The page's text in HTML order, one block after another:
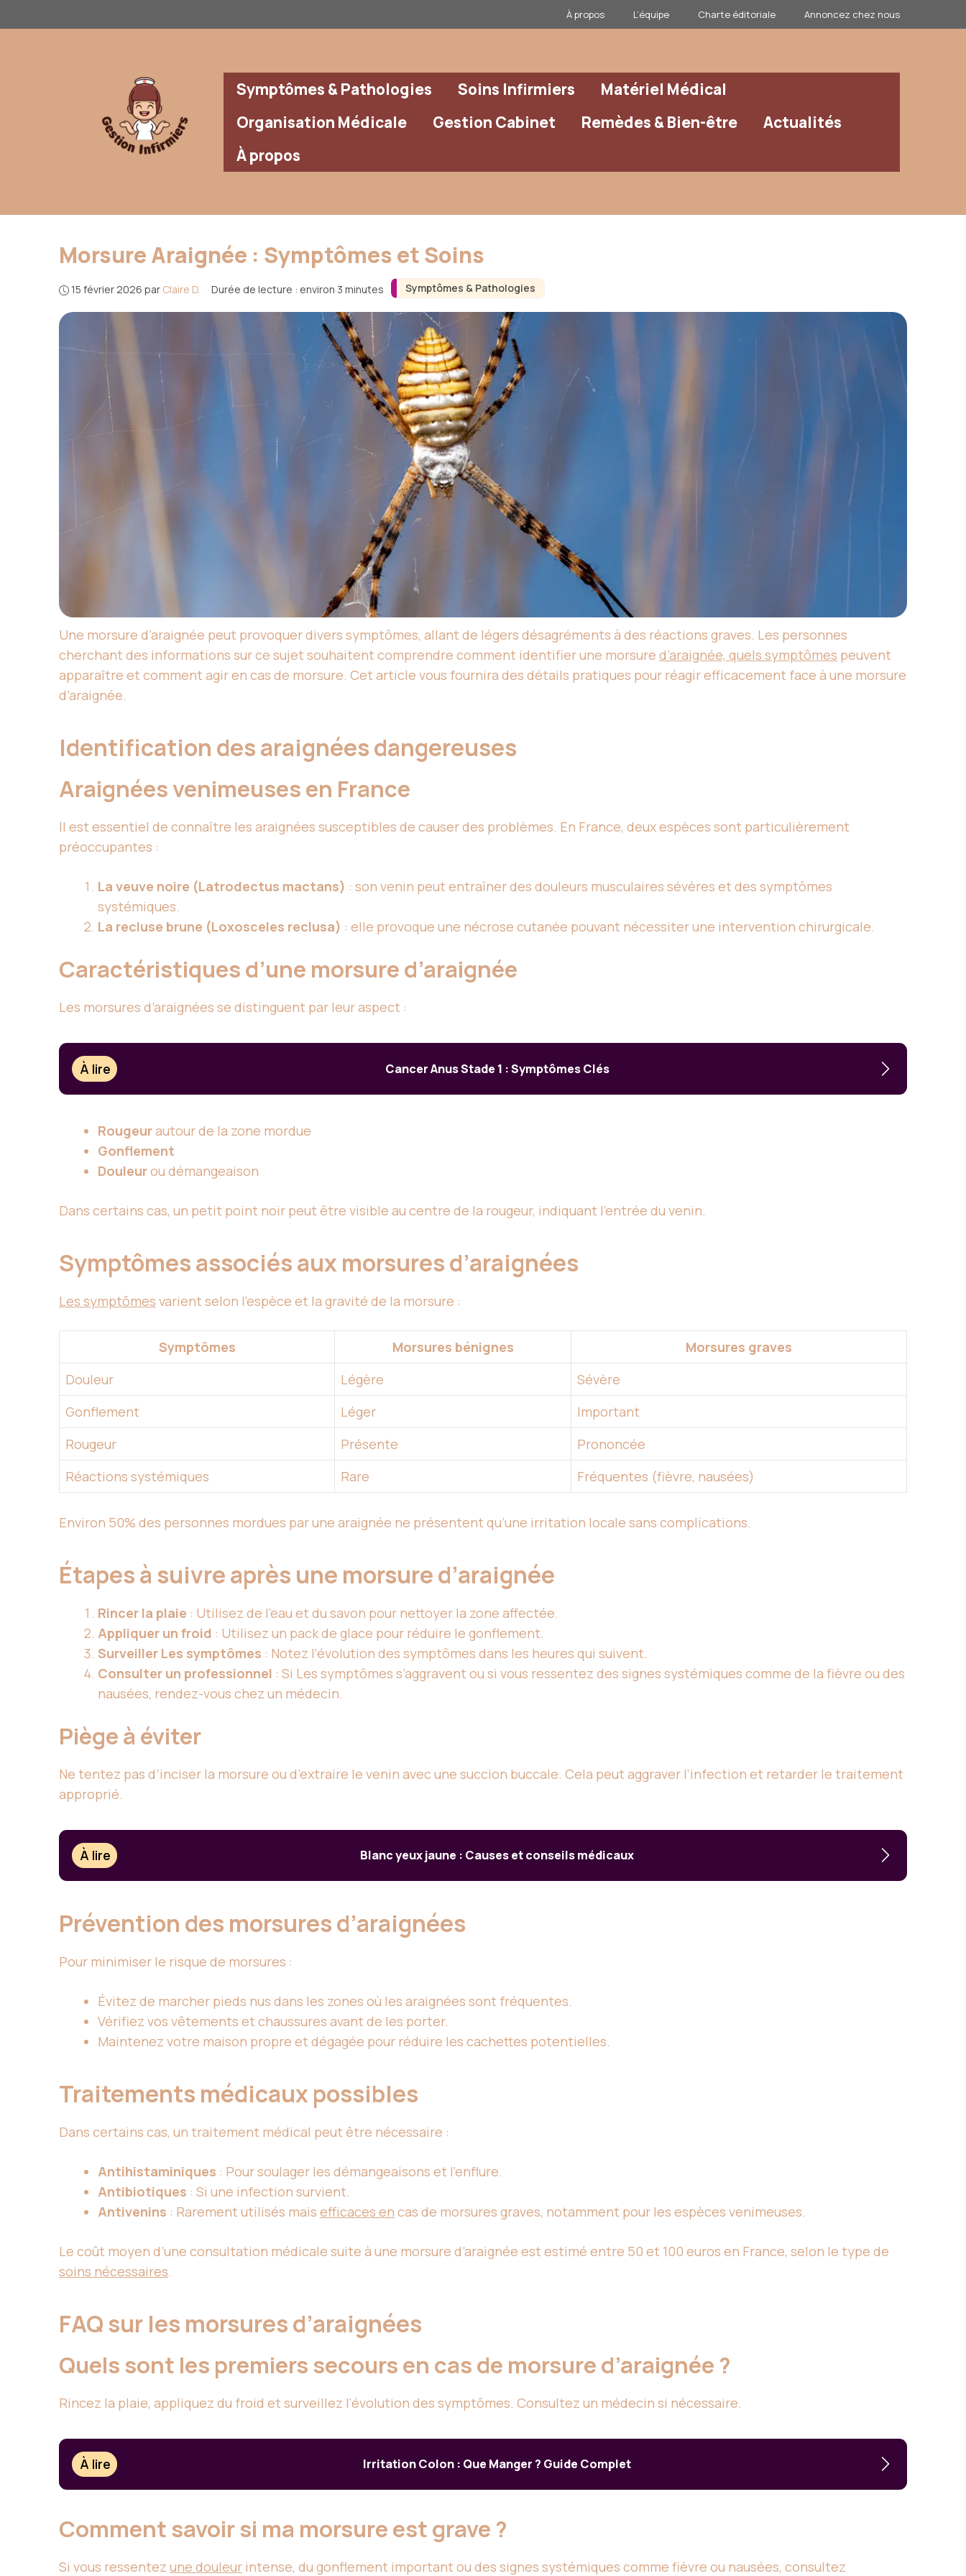
au
À propos L’équipe Charte éditoriale Annoncez chez nous
Symptômes & Pathologies Soins Infirmiers
Matériel Médical
Organisation Médicale
Gestion Cabinet Remèdes & Bien-être
Actualités
À propos
Symptômes & Pathologies
Morsure Araignée : Symptômes et Soins
15 février 2026 par Claire D. · Durée de lecture : environ 3 minutes
Une morsure d’araignée peut provoquer divers symptômes, allant de légers désagréments à des réactions graves. Les personnes
cherchant des informations sur ce sujet souhaitent comprendre comment identifier une morsure d’araignée, quels symptômes peuvent
apparaître et comment agir en cas de morsure. Cet article vous fournira des détails pratiques pour réagir efficacement face à une morsure
d’araignée.
Identification des araignées dangereuses
Araignées venimeuses en France
Il est essentiel de connaître les araignées susceptibles de causer des problèmes. En France, deux espèces sont particulièrement
préoccupantes :
La veuve noire (Latrodectus mactans) : son venin peut entraîner des douleurs musculaires sévères et des symptômes
systémiques.
La recluse brune (Loxosceles reclusa) : elle provoque une nécrose cutanée pouvant nécessiter une intervention chirurgicale.
Caractéristiques d’une morsure d’araignée
Les morsures d’araignées se distinguent par leur aspect :
À lire Cancer Anus Stade 1 : Symptômes Clés
Rougeurautour de la zone mordue
Gonflement
Douleurou démangeaison
Dans certains cas, un petit point noir peut être visible au centre de la rougeur, indiquant l’entrée du venin.
Symptômes associés aux morsures d’araignées
Les symptômes varient selon l’espèce et la gravité de la morsure :
Symptômes Morsures bénignes
Morsures graves
Douleur
Légère
Sévère
Gonflement
Léger
Important
Rougeur
Présente
Prononcée
Réactions systémiques
Rare Fréquentes (fièvre, nausées)
Environ 50% des personnes mordues par une araignée ne présentent qu’une irritation locale sans complications.
Étapes à suivre après une morsure d’araignée
Rincer la plaie : Utilisez de l’eau et du savon pour nettoyer la zone affectée.
Appliquer un froid : Utilisez un pack de glace pour réduire le gonflement.
Surveiller Les symptômes : Notez l’évolution des symptômes dans les heures qui suivent.
Consulter un professionnel : Si Les symptômes s’aggravent ou si vous ressentez des signes systémiques comme de la fièvre ou des
nausées, rendez-vous chez un médecin.
Piège à éviter
Ne tentez pas d’inciser la morsure ou d’extraire le venin avec une succion buccale. Cela peut aggraver l’infection et retarder le traitement
approprié.
À lire Blanc yeux jaune : Causes et conseils médicaux
Prévention des morsures d’araignées
Pour minimiser le risque de morsures :
Évitez de marcher pieds nus dans les zones où les araignées sont fréquentes.
Vérifiez vos vêtements et chaussures avant de les porter.
Maintenez votre maison propre et dégagée pour réduire les cachettes potentielles.
Traitements médicaux possibles
Dans certains cas, un traitement médical peut être nécessaire :
Antihistaminiques : Pour soulager les démangeaisons et l’enflure.
Antibiotiques : Si une infection survient.
Antivenins : Rarement utilisés mais efficaces en cas de morsures graves, notamment pour les espèces venimeuses.
Le coût moyen d’une consultation médicale suite à une morsure d’araignée est estimé entre 50 et 100 euros en France, selon le type de
soins nécessaires.
FAQ sur les morsures d’araignées
Quels sont les premiers secours en cas de morsure d’araignée ?
Rincez la plaie, appliquez du froid et surveillez l’évolution des symptômes. Consultez un médecin si nécessaire.
À lire Irritation Colon : Que Manger ? Guide Complet
Comment savoir si ma morsure est grave ?
Si vous ressentez une douleur intense, du gonflement important ou des signes systémiques comme fièvre ou nausées, consultez